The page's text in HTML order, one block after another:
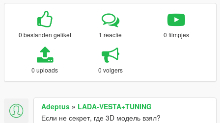
0 bestanden geliket 1 reactie 0 filmpjes
0 uploads 0 volgers
Adeptus » LADA-VESTA+TUNING
Если не секрет, где 3D модель взял?